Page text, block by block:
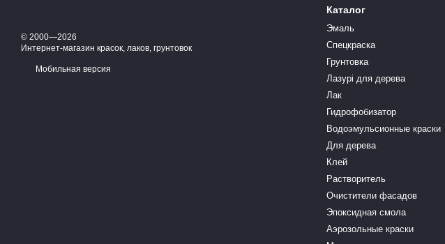
© 2000—2026
Интернет-магазин красок, лаков, грунтовок
Мобильная версия
Каталог
Эмаль
Спецкраска
Грунтовка
Лазурі для дерева
Лак
Гидрофобизатор
Водоэмульсионные краски
Для дерева
Клей
Растворитель
Очистители фасадов
Эпоксидная смола
Аэрозольные краски